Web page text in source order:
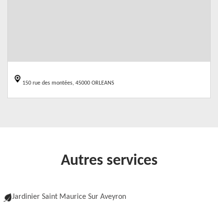
150 rue des montées, 45000 ORLEANS
Autres services
Jardinier Saint Maurice Sur Aveyron